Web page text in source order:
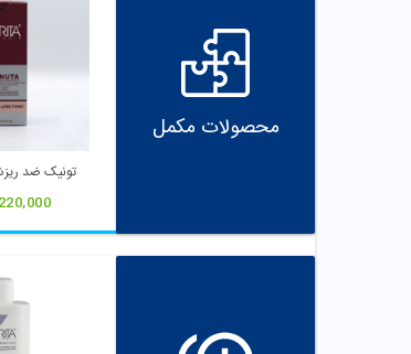
محصولات مکمل
تونیک ضد